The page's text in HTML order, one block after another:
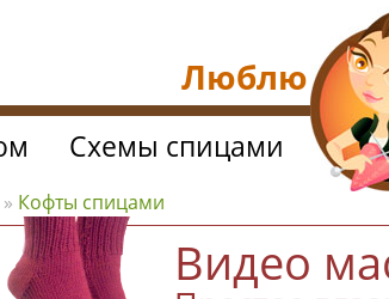
Видео
Схемы спицами
» Кофты спицами
Люблю